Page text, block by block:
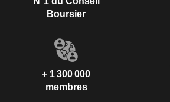
Boursier
+ 1 300 000
membres